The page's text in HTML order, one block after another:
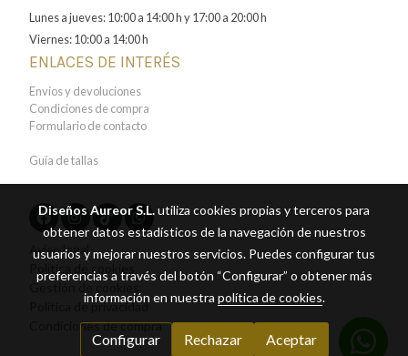
Lunes a jueves: 10:00 a 14:00 h y 17:00 a 20:00 h
Viernes: 10:00 a 14:00 h
ENLACES DE INTERÉS
Envíos y devoluciones
Condiciones de compra
Formulario de contacto
Guía de tallas
Aviso legal
Política de cookies
Gestión de cookies
Política de privacidad
Condiciones de compra
Diseños Aureor S.L.utiliza cookies propias y terceros para
obtener datos estadísticos de la navegación de nuestros
usuarios y mejorar nuestros servicios. Puedes configurar tus
preferencias a través del botón “Configurar” o obtener más
información en nuestra política de cookies.
Configurar Rechazar Aceptar